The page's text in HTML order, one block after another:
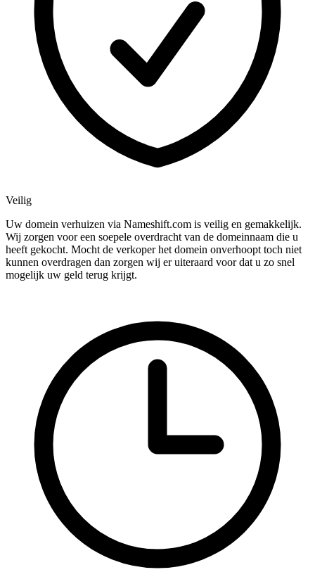
Veilig
Uw domein verhuizen via Nameshift.com is veilig en gemakkelijk.
Wij zorgen voor een soepele overdracht van de domeinnaam die u
heeft gekocht. Mocht de verkoper het domein onverhoopt toch niet
kunnen overdragen dan zorgen wij er uiteraard voor dat u zo snel
mogelijk uw geld terug krijgt.